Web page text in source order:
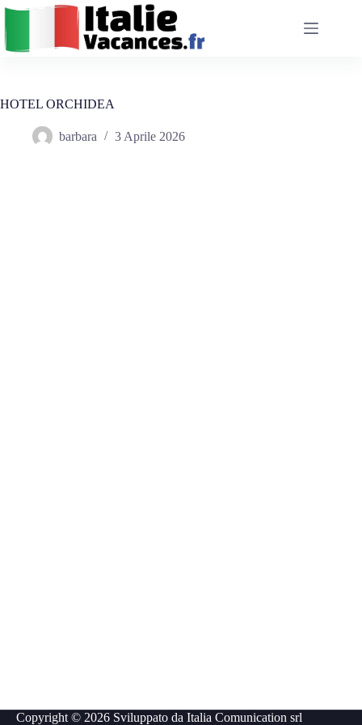
Salta
contenuto
HOTEL ORCHIDEA
barbara 3 Aprile 2026
Copyright © 2026 Sviluppato daItalia Comunication srl